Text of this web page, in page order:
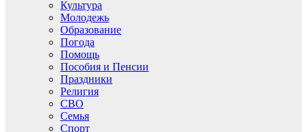
Культура
Молодежь
Образование
Погода
Помощь
Пособия и Пенсии
Праздники
Религия
СВО
Семья
Спорт